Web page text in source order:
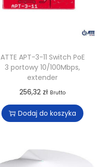
ATTE APT-3-11 Switch PoE
3 portowy 10/100Mbps,
extender
256,32 zł Brutto
Dodaj do koszyka